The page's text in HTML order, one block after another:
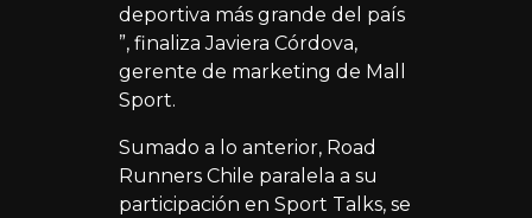
deportiva más grande del país
”, finaliza Javiera Córdova,
gerente de marketing de Mall
Sport.
Sumado a lo anterior, Road
Runners Chile paralela a su
participación en Sport Talks, se